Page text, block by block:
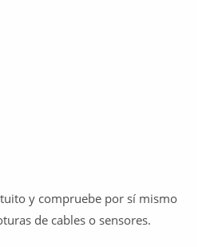
y compruebe por sí mismo
de cables o sensores.